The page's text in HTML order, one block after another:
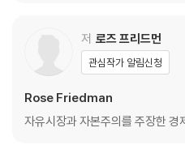
6. 자본주의와 평등
제6장 학교교육, 무엇이 문제인가?
1. 초·중등교육 문제
저 로즈 프리드먼
관심작가 알림신청
Rose Friedman
자유시장과 자본주의를 주장한 경